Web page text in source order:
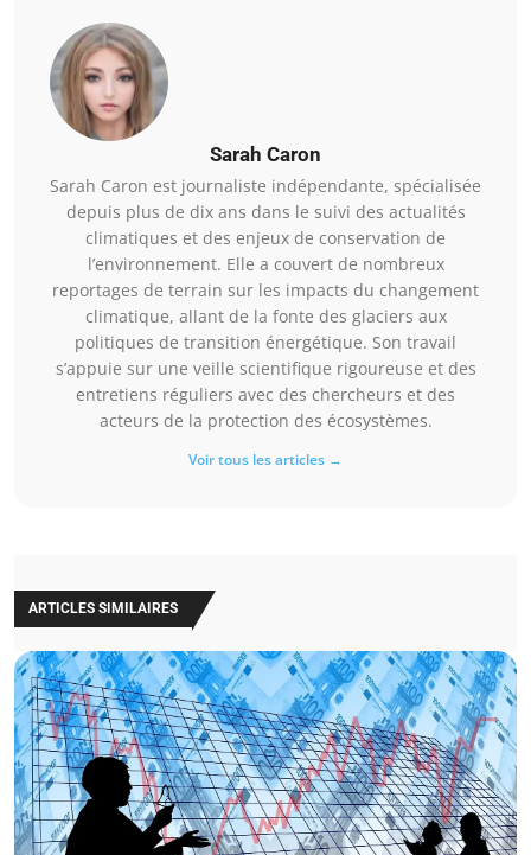
Sarah Caron
Sarah Caron est journaliste indépendante, spécialisée
depuis plus de dix ans dans le suivi des actualités
climatiques et des enjeux de conservation de
l’environnement. Elle a couvert de nombreux
reportages de terrain sur les impacts du changement
climatique, allant de la fonte des glaciers aux
politiques de transition énergétique. Son travail
s’appuie sur une veille scientifique rigoureuse et des
entretiens réguliers avec des chercheurs et des
acteurs de la protection des écosystèmes.
Voir tous les articles →
ARTICLES SIMILAIRES